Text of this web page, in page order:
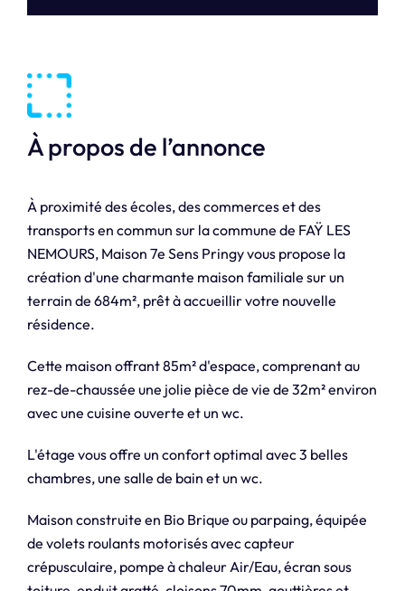
À propos de l’annonce
À proximité des écoles, des commerces et des
transports en commun sur la commune de FAŸ LES
NEMOURS, Maison 7e Sens Pringy vous propose la
création d'une charmante maison familiale sur un
terrain de 684m², prêt à accueillir votre nouvelle
résidence.
Cette maison offrant 85m² d'espace, comprenant au
rez-de-chaussée une jolie pièce de vie de 32m² environ
avec une cuisine ouverte et un wc.
L'étage vous offre un confort optimal avec 3 belles
chambres, une salle de bain et un wc.
Maison construite en Bio Brique ou parpaing, équipée
de volets roulants motorisés avec capteur
crépusculaire, pompe à chaleur Air/Eau, écran sous